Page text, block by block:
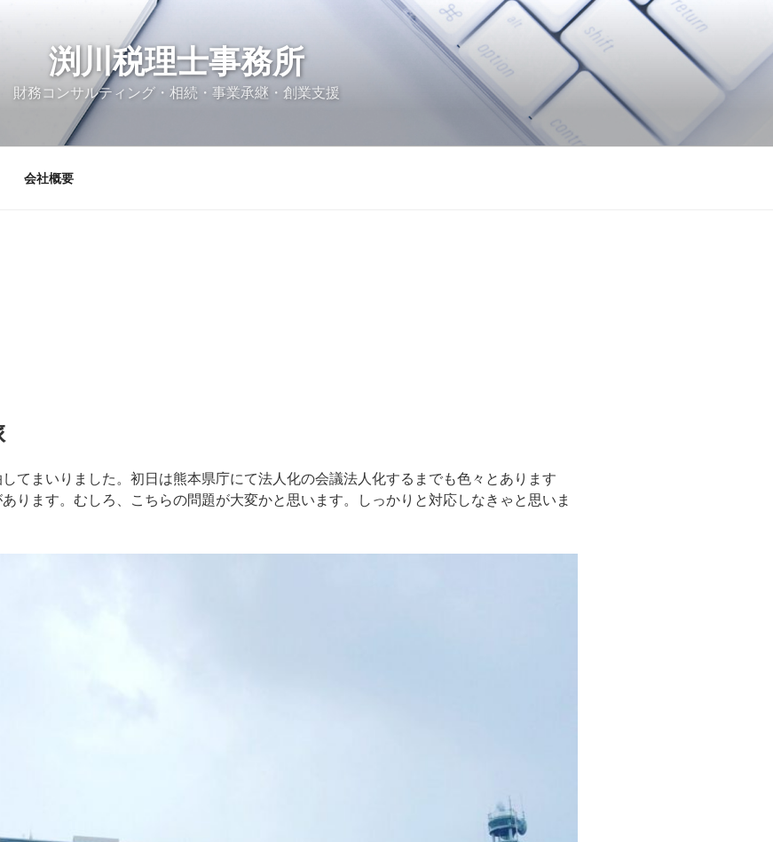
渕川税理士事務所
財務コンサルティング・相続・事業承継・創業支援
会社概要
てまいりました。初日は熊本県庁にて法人化の会議法人化するまでも色々とあります
ります。むしろ、こちらの問題が大変かと思います。しっかりと対応しなきゃと思いま